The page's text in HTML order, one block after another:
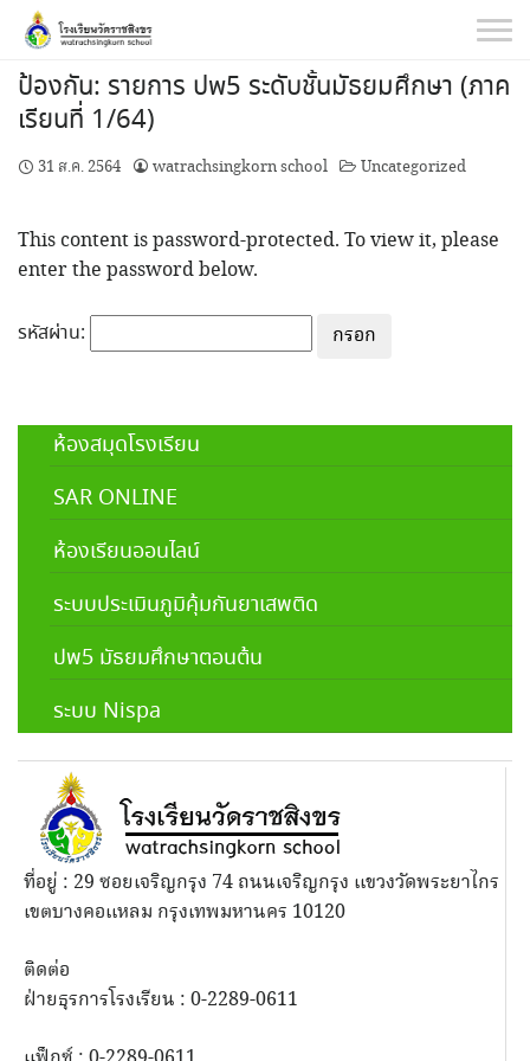
Skip
content
ป้องกัน: รายการ ปพ5 ระดับชั้นมัธยมศึกษา (ภาค
เรียนที่ 1/64)
31 ส.ค. 2564 watrachsingkorn school Uncategorized
This content is password-protected. To view it, please
enter the password below.
รหัสผ่าน:
ห้องสมุดโรงเรียน
SAR ONLINE
ห้องเรียนออนไลน์
ระบบประเมินภูมิคุ้มกันยาเสพติด
ปพ5 มัธยมศึกษาตอนต้น
ระบบ Nispa
ที่อยู่ : 29 ซอยเจริญกรุง 74 ถนนเจริญกรุง แขวงวัดพระยาไกร
เขตบางคอแหลม กรุงเทพมหานคร 10120
ติดต่อ
ฝ่ายธุรการโรงเรียน : 0-2289-0611